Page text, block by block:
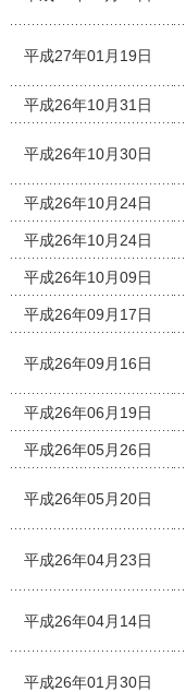
平成27年01月19日
平成26年10月31日
平成26年10月30日
平成26年10月24日
平成26年10月24日
平成26年10月09日
平成26年09月17日
平成26年09月16日
平成26年06月19日
平成26年05月26日
平成26年05月20日
平成26年04月23日
平成26年04月14日
平成26年01月30日